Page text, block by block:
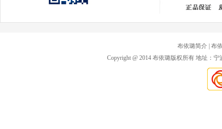
布依璐简介 | 布
Copyright @ 2014 布依璐版权所有 地址